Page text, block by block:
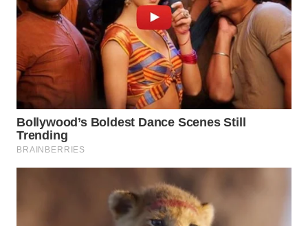
LIKUPANG
WN
LABUANBAJO
WN
BORNEO
Wahana
Group